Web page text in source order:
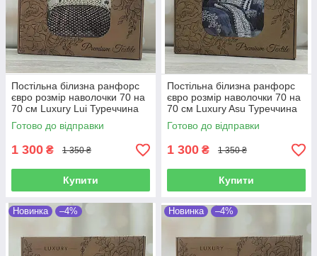
Постільна білизна ранфорс
євро розмір наволочки 70 на
70 см Luxury Lui Туреччина
Готово до відправки
1 300 ₴ 1 350 ₴
Купити
Постільна білизна ранфорс
євро розмір наволочки 70 на
70 см Luxury Asu Туреччина
Готово до відправки
1 300 ₴ 1 350 ₴
Купити
Новинка –4% Новинка –4%